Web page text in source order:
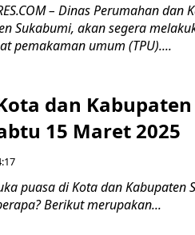
– Dinas Perumahan dan
Sukabumi, akan segera
pemakaman umum (TPU)....
dan Kabupaten
15 Maret 2025
puasa di Kota dan Kabupaten
Berikut merupakan...